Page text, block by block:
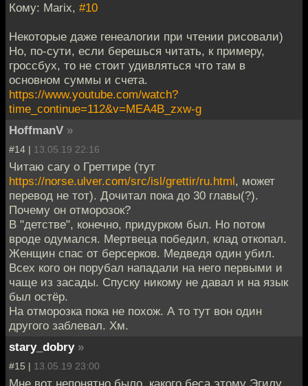
Кому: Marix, #10
Некоторые даже генеалогии при чтении рисовали)
Но, по-сути, если берешься читать, к примеру,
гроссбух, то не стоит удивляться что там в
основном суммы и счета.
https://www.youtube.com/watch?
time_continue=112&v=MEA4B_zxw-g
HoffmanV »
#14 | 13.05.19 22:16
Читаю сагу о Греттире (тут
https://norse.ulver.com/src/isl/grettir/ru.html, может
перевод не тот). Дочитал пока до 30 главы(?).
Почему он отморозок?
В "детстве", конечно, придурком был. Но потом
вроде одумался. Мертвеца победил, клад откопал.
Женщин спас от берсерков. Медведя один убил.
Всех кого он порубал нападали на него первыми и
чаще из засады. Спуску никому не давал и на язык
был остёр.
На отморозка пока не похож. А то тут вон один
другого заблевал. Хм.
stary_dobry »
#15 | 13.05.19 23:00